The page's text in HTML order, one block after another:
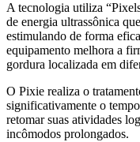
A tecnologia utiliza
de energia ultrassônica
estimulando de forma
equipamento melhora a
gordura localizada em
O Pixie realiza o
significativamente o
retomar suas atividades
incômodos prolongados.